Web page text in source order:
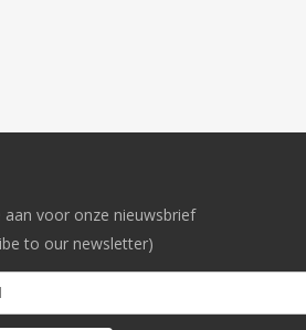
aan voor onze nieuwsbrief
to our newsletter)